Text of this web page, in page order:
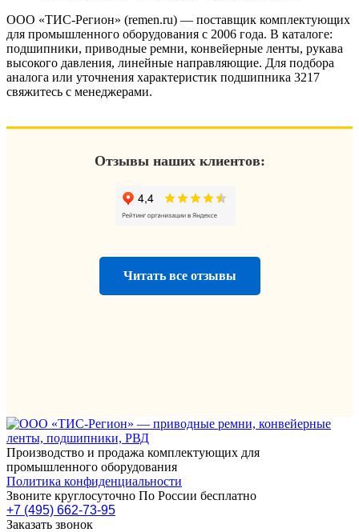
ООО «ТИС-Регион» (remen.ru) — поставщик комплектующих
для промышленного оборудования с 2006 года. В каталоге:
подшипники, приводные ремни, конвейерные ленты, рукава
высокого давления, линейные направляющие. Для подбора
аналога или уточнения характеристик подшипника 3217
свяжитесь с менеджерами.
Отзывы наших клиентов:
Читать все отзывы
Производство и продажа комплектующих для
промышленного оборудования
Политика конфиденциальности
Звоните круглосуточно По России бесплатно
+7 (495) 662-73-95
Заказать звонок